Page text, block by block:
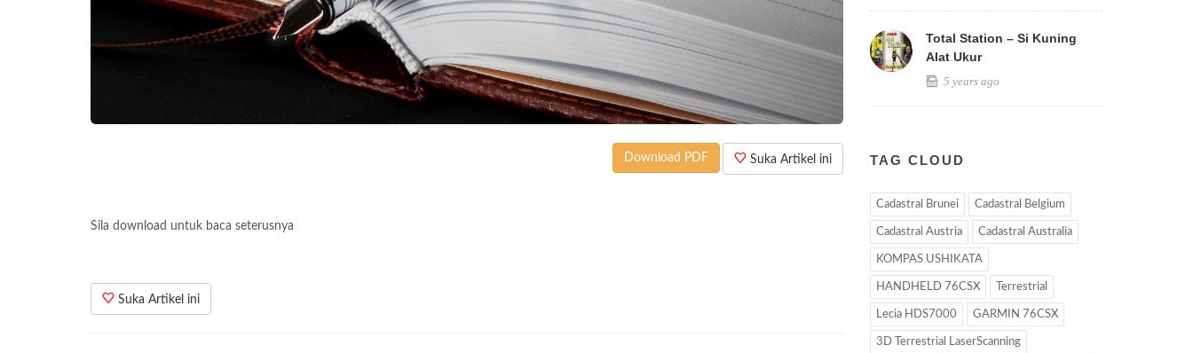
Suka Artikel ini
Download PDF
Sila download untuk baca seterusnya
Suka Artikel ini
Total Station – Si Kuning
Alat Ukur
5 years ago
TAG CLOUD
Cadastral Brunei Cadastral Belgium
Cadastral Austria Cadastral Australia
KOMPAS USHIKATA
HANDHELD 76CSX Terrestrial
Lecia HDS7000 GARMIN 76CSX
3D Terrestrial LaserScanning